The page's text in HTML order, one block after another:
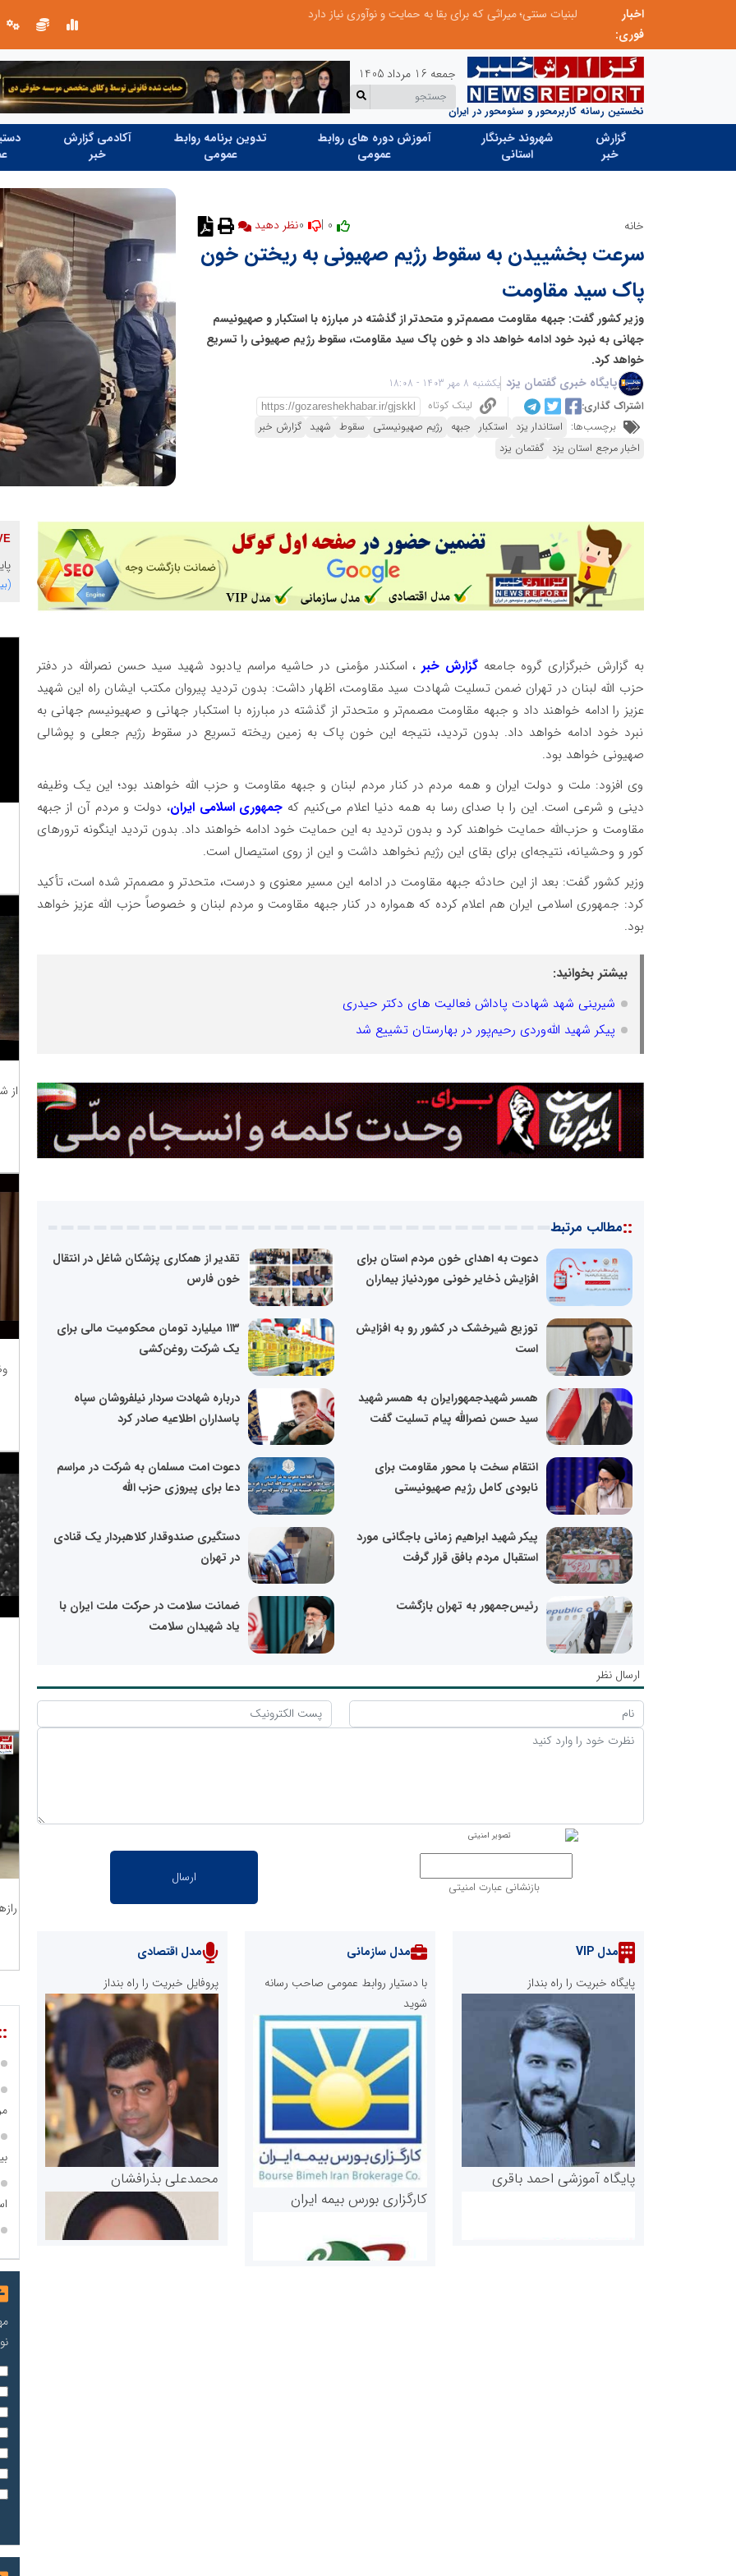
اخبار
فوری:
لبنیات سنتی؛ میراثی که برای بقا به حمایت و نوآوری نیاز دارد
نخستین رسانه کاربرمحور و سئومحور در ایران
جمعه 16 مرداد 1405
گزارش
خبر
شهروند خبرنگار
استانی
آموزش دوره های روابط
عمومی
تدوین برنامه روابط
عمومی
آکادمی گزارش
خبر
خانه
سرعت بخشییدن به سقوط رژیم صهیونی به ریختن خون
پاک سید مقاومت
وزیر کشور گفت: جبهه مقاومت مصمم‌تر و متحدتر از گذشته در مبارزه با استکبار و صهیونیسم
جهانی به نبرد خود ادامه خواهد داد و خون پاک سید مقاومت، سقوط رژیم صهیونی را تسریع
خواهد کرد.
پایگاه خبری گفتمان یزد یکشنبه 8 مهر 1403 - 18:08
اشتراک گذاری:
لینک کوتاه
برچسب‌ها: استاندار یزد استکبار جبهه رژیم صهیونیستی سقوط شهید گزارش خبر
اخبار مرجع استان یزد گفتمان یزد
به گزارش خبرگزاری گروه جامعهگزارش خبر ، اسکندر مؤمنی در حاشیه مراسم یادبود شهید سید حسن نصرالله در دفتر
حزب الله لبنان در تهران ضمن تسلیت شهادت سید مقاومت، اظهار داشت: بدون تردید پیروان مکتب ایشان راه این شهید
عزیز را ادامه خواهند داد و جبهه مقاومت مصمم‌تر و متحدتر از گذشته در مبارزه با استکبار جهانی و صهیونیسم جهانی به
نبرد خود ادامه خواهد داد. بدون تردید، نتیجه این خون پاک به زمین ریخته تسریع در سقوط رژیم جعلی و پوشالی
صهیونی خواهد بود.
وی افزود: ملت و دولت ایران و همه مردم در کنار مردم لبنان و جبهه مقاومت و حزب الله خواهند بود؛ این یک وظیفه
دینی و شرعی است. این را با صدای رسا به همه دنیا اعلام می‌کنیم که جمهوری اسلامی ایران، دولت و مردم آن از جبهه
مقاومت و حزب‌الله حمایت خواهند کرد و بدون تردید به این حمایت خود ادامه خواهند داد. بدون تردید اینگونه ترور‌های
کور و وحشیانه، نتیجه‌ای برای بقای این رژیم نخواهد داشت و این از روی استیصال است.
وزیر کشور گفت: بعد از این حادثه جبهه مقاومت در ادامه این مسیر معنوی و درست، متحدتر و مصمم‌تر شده است، تأکید
کرد: جمهوری اسلامی ایران هم اعلام کرده که همواره در کنار جبهه مقاومت و مردم لبنان و خصوصاً حزب الله عزیز خواهد
بود.
بیشتر بخوانید:
شیرینی شهد شهادت پاداش فعالیت های دکتر حیدری
پیکر شهید الله‌وردی رحیم‌پور در بهارستان تشییع شد
::مطالب مرتبط
دعوت به اهدای خون مردم استان برای
افزایش ذخایر خونی موردنیاز بیماران
تقدیر از همکاری پزشکان شاغل در انتقال
خون فارس
توزیع شیرخشک در کشور رو به افزایش
است
۱۱۳ میلیارد تومان محکومیت مالی برای
یک شرکت روغن‌کشی
همسر شهیدجمهورایران به همسر شهید
سید حسن نصرالله پیام تسلیت گفت
درباره شهادت سردار نیلفروشان سپاه
پاسداران اطلاعیه صادر کرد
انتقام سخت با محور مقاومت برای
نابودی کامل رژیم صهیونیستی
دعوت امت مسلمان به شرکت در مراسم
دعا برای پیروزی حزب الله
پیکر شهید ابراهیم زمانی باجگانی مورد
استقبال مردم بافق قرار گرفت
دستگیری صندوقدار کلاهبردار یک قنادی
در تهران
رئیس‌جمهور به تهران بازگشت
ضمانت سلامت در حرکت ملت ایران با
یاد شهیدان سلامت
ارسال نظر
بازنشانی عبارت امنیتی
مدل VIP
پایگاه خبریت را راه بنداز
پایگاه آموزشی احمد باقری
مدل سازمانی
با دستیار روابط عمومی صاحب رسانه
شوید
کارگزاری بورس بیمه ایران
مدل اقتصادی
پروفایل خبریت را راه بنداز
محمدعلی بذرافشان
از